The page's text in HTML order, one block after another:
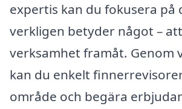
expertis kan du fokusera på
verkligen betyder något –
verksamhet framåt. Genom
kan du enkelt
område och begära